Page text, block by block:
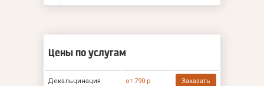
Цены по услугам
Декальцинация от 790 р Заказать